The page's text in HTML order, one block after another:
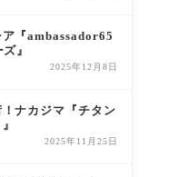
『ambassador65
』
2025年12月8日
ナカジマ『チタン
2025年11月25日